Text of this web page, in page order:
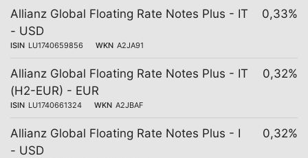
Allianz Global Floating Rate Notes Plus - IT
- USD
ISIN LU1740659856 WKN A2JA91
0,33%
Allianz Global Floating Rate Notes Plus - IT
(H2-EUR) - EUR
ISIN LU1740661324 WKN A2JBAF
0,32%
Allianz Global Floating Rate Notes Plus - I
- USD
0,32%